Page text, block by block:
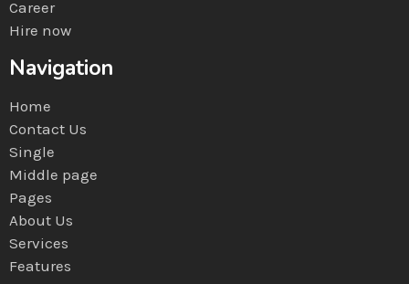
Career
Hire now
Navigation
Home
Contact Us
Single
Middle page
Pages
About Us
Services
Features